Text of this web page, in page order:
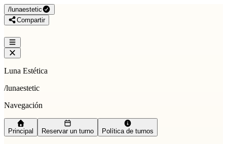
/ lunaestetic
Compartir
Luna Estética
/lunaestetic
Navegación
Principal Reservar un turno Política de turnos